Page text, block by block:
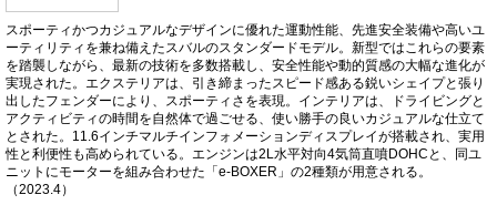
スポーティかつカジュアルなデザインに優れた運動性能、先進安全装備や高いユ
ーティリティを兼ね備えたスバルのスタンダードモデル。新型ではこれらの要素
を踏襲しながら、最新の技術を多数搭載し、安全性能や動的質感の大幅な進化が
実現された。エクステリアは、引き締まったスピード感ある鋭いシェイプと張り
出したフェンダーにより、スポーティさを表現。インテリアは、ドライビングと
アクティビティの時間を自然体で過ごせる、使い勝手の良いカジュアルな仕立て
とされた。11.6インチマルチインフォメーションディスプレイが搭載され、実用
性と利便性も高められている。エンジンは2L水平対向4気筒直噴DOHCと、同ユ
ニットにモーターを組み合わせた「e-BOXER」の2種類が用意される。
（2023.4）